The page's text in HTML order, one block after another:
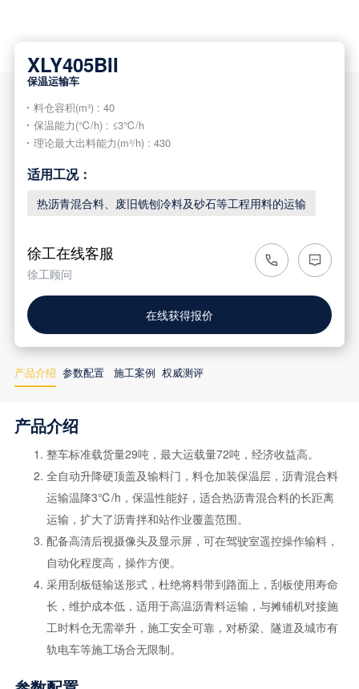
XLY405BII
保温运输车
料仓容积(m³) : 40
保温能力(℃/h) : ≤3℃/h
理论最大出料能力(m³/h) : 430
适用工况：
热沥青混合料、废旧铣刨冷料及砂石等工程用料的运输
徐工在线客服
徐工顾问
在线获得报价
产品介绍 参数配置 施工案例 权威测评
产品介绍
整车标准载货量29吨，最大运载量72吨，经济收益高。
全自动升降硬顶盖及输料门，料仓加装保温层，沥青混合料
运输温降3℃/h，保温性能好，适合热沥青混合料的长距离
运输，扩大了沥青拌和站作业覆盖范围。
配备高清后视摄像头及显示屏，可在驾驶室遥控操作输料，
自动化程度高，操作方便。
采用刮板链输送形式，杜绝将料带到路面上，刮板使用寿命
长，维护成本低，适用于高温沥青料运输，与摊铺机对接施
工时料仓无需举升，施工安全可靠，对桥梁、隧道及城市有
轨电车等施工场合无限制。